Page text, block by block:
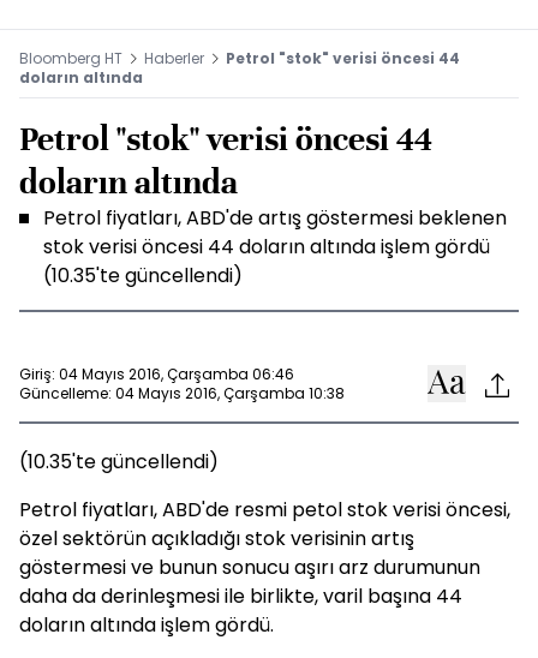
Bloomberg HT Haberler
Petrol "stok" verisi öncesi 44
doların altında
Petrol "stok" verisi öncesi 44
doların altında
Petrol fiyatları, ABD'de artış göstermesi beklenen
stok verisi öncesi 44 doların altında işlem gördü
(10.35'te güncellendi)
Giriş: 04 Mayıs 2016, Çarşamba 06:46
Güncelleme: 04 Mayıs 2016, Çarşamba 10:38
(10.35'te güncellendi)
Petrol fiyatları, ABD'de resmi petol stok verisi öncesi,
özel sektörün açıkladığı stok verisinin artış
göstermesi ve bunun sonucu aşırı arz durumunun
daha da derinleşmesi ile birlikte, varil başına 44
doların altında işlem gördü.